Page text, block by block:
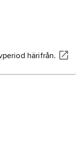
härifrån.